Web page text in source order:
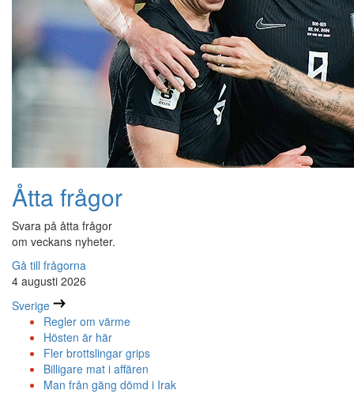
Åtta frågor
Svara på åtta frågor
om veckans nyheter.
Gå till frågorna
4 augusti 2026
Sverige
Regler om värme
Hösten är här
Fler brottslingar grips
Billigare mat i affären
Man från gäng dömd i Irak